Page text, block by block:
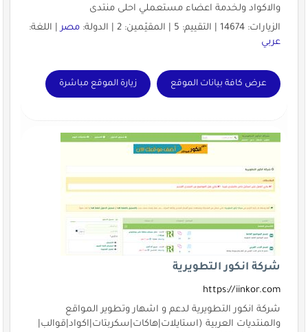
والاكواد ولخدمة اعضاء مستعملي احلى منتدى
الزيارات: 14674 | التقييم: 5 | المقيّمين: 2 | الدولة:
مصر| اللغة:
عربي
عرض كافة بيانات الموقع زيارة الموقع مباشرة
شركة انكور التطويرية
https://iinkor.com
شركة انكور التطويرية لدعم و اشهار وتطوير المواقع
والمنتديات العربية (استايلات|هاكات|سكربتات|اكواد|قوالب|